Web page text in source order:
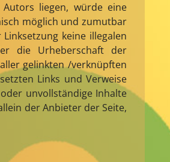
liegen, würde eine
möglich und zumutbar
keine illegalen
die Urheberschaft der
gelinkten /verknüpften
Links und Verweise
unvollständige Inhalte
der Anbieter der Seite,